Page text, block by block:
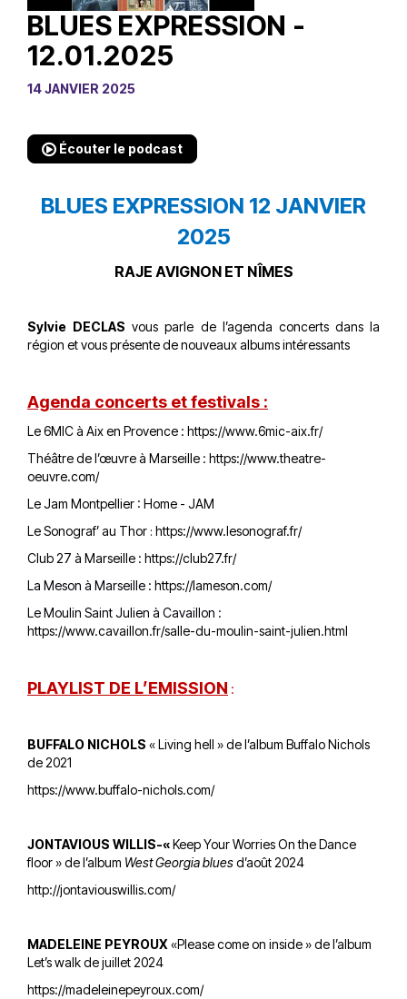
BLUES EXPRESSION -
12.01.2025
14 JANVIER 2025
Écouter le podcast
BLUES EXPRESSION 12 JANVIER
2025
RAJE AVIGNON ET NÎMES
Sylvie DECLAS vous parle de l’agenda concerts dans la
région et vous présente de nouveaux albums intéressants
Agenda concerts et festivals :
Le 6MIC à Aix en Provence : https://www.6mic-aix.fr/
Théâtre de l’œuvre à Marseille : https://www.theatre-
oeuvre.com/
Le Jam Montpellier : Home - JAM
Le Sonograf’ au Thor : https://www.lesonograf.fr/
Club 27 à Marseille : https://club27.fr/
La Meson à Marseille : https://lameson.com/
Le Moulin Saint Julien à Cavaillon :
https://www.cavaillon.fr/salle-du-moulin-saint-julien.html
PLAYLIST DE L’EMISSION :
BUFFALO NICHOLS « Living hell » de l’album Buffalo Nichols
de 2021
https://www.buffalo-nichols.com/
JONTAVIOUS WILLIS-«Keep Your Worries On the Dance
floor » de l’album West Georgia bluesd’août 2024
http://jontaviouswillis.com/
MADELEINE PEYROUX «Please come on inside » de l’album
Let’s walk de juillet 2024
https://madeleinepeyroux.com/